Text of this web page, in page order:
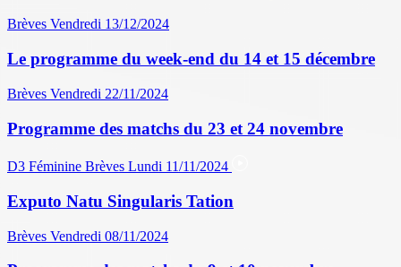
Brèves Vendredi 13/12/2024
Le programme du week-end du 14 et 15 décembre
Brèves Vendredi 22/11/2024
Programme des matchs du 23 et 24 novembre
D3 Féminine Brèves Lundi 11/11/2024
Exputo Natu Singularis Tation
Brèves Vendredi 08/11/2024